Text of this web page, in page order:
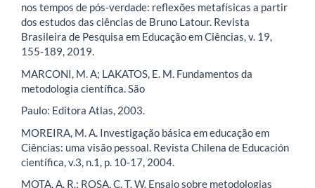
nos tempos de pós-verdade: reflexões metafísicas a partir
dos estudos das ciências de Bruno Latour. Revista
Brasileira de Pesquisa em Educação em Ciências, v. 19,
155-189, 2019.
MARCONI, M. A; LAKATOS, E. M. Fundamentos da
metodologia científica. São
Paulo: Editora Atlas, 2003.
MOREIRA, M. A. Investigação básica em educação em
Ciências: uma visão pessoal. Revista Chilena de Educación
científica, v.3, n.1, p. 10-17, 2004.
MOTA, A. R.; ROSA, C. T. W. Ensaio sobre metodologias